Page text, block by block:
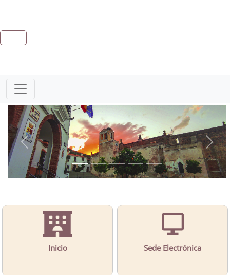
Inicio Sede Electrónica